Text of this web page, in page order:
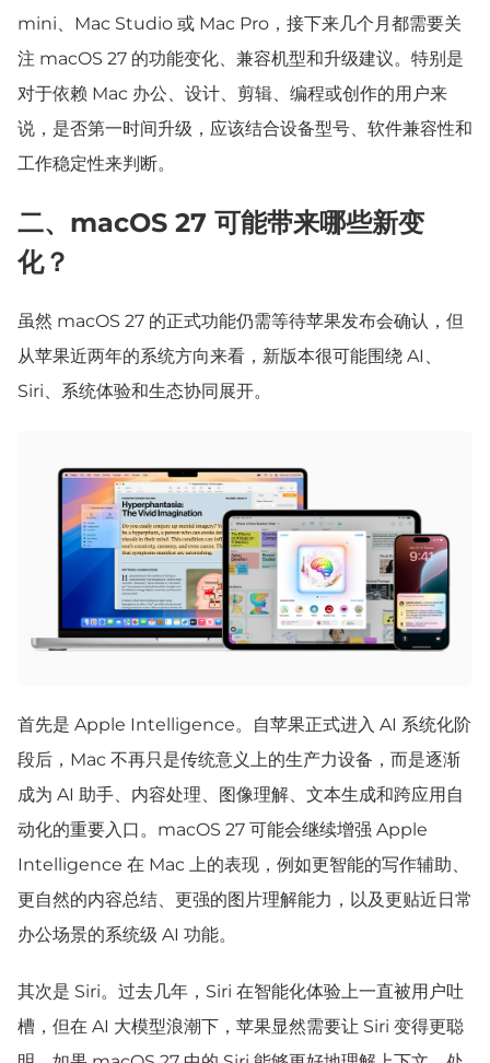
mini、Mac Studio 或 Mac Pro，接下来几个月都需要关
注 macOS 27 的功能变化、兼容机型和升级建议。特别是
对于依赖 Mac 办公、设计、剪辑、编程或创作的用户来
说，是否第一时间升级，应该结合设备型号、软件兼容性和
工作稳定性来判断。
二、macOS 27 可能带来哪些新变
化？
虽然 macOS 27 的正式功能仍需等待苹果发布会确认，但
从苹果近两年的系统方向来看，新版本很可能围绕 AI、
Siri、系统体验和生态协同展开。
首先是 Apple Intelligence。自苹果正式进入 AI 系统化阶
段后，Mac 不再只是传统意义上的生产力设备，而是逐渐
成为 AI 助手、内容处理、图像理解、文本生成和跨应用自
动化的重要入口。macOS 27 可能会继续增强 Apple
Intelligence 在 Mac 上的表现，例如更智能的写作辅助、
更自然的内容总结、更强的图片理解能力，以及更贴近日常
办公场景的系统级 AI 功能。
其次是 Siri。过去几年，Siri 在智能化体验上一直被用户吐
槽，但在 AI 大模型浪潮下，苹果显然需要让 Siri 变得更聪